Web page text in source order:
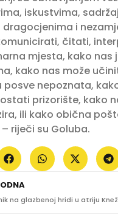
iskustvima,
i
čitati,
mjesta, kako
kako nas može
posve nepoznata,
prizorište, kako
ili kako obična
riječi su Goluba.
na glazbenoj hridi u atriju